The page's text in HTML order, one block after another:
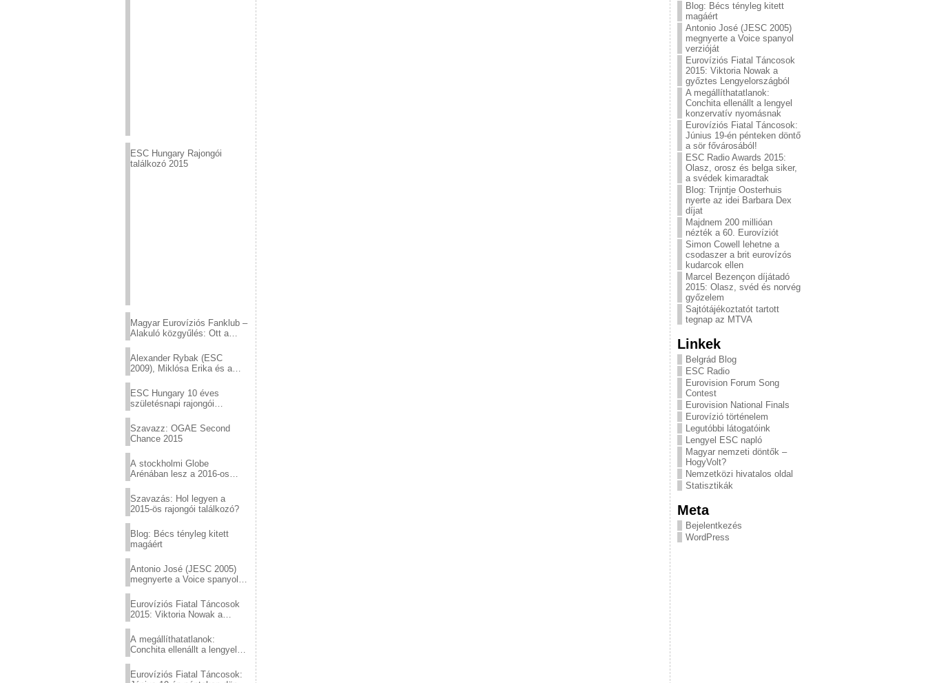
ESC Hungary Rajongói
találkozó 2015
Magyar Eurovíziós Fanklub –
Alakuló közgyűlés: Ott a
Alexander Rybak (ESC
2009), Miklósa Erika és a
sztárjai a Margitszigeten
ESC Hungary 10 éves
születésnapi rajongói
Szavazz: OGAE Second
Chance 2015
A stockholmi Globe
Arénában lesz a 2016-os
Szavazás: Hol legyen a
2015-ös rajongói találkozó?
Blog: Bécs tényleg kitett
magáért
Antonio José (JESC 2005)
megnyerte a Voice spanyol
Eurovíziós Fiatal Táncosok
2015: Viktoria Nowak a
A megállíthatatlanok:
Conchita ellenállt a lengyel
Eurovíziós Fiatal Táncosok:
Blog: Bécs tényleg kitett
magáért
Antonio José (JESC 2005)
megnyerte a Voice spanyol
verzióját
Eurovíziós Fiatal Táncosok
2015: Viktoria Nowak a
győztes Lengyelországból
A megállíthatatlanok:
Conchita ellenállt a lengyel
konzervatív nyomásnak
Eurovíziós Fiatal Táncosok:
Június 19-én pénteken döntő
a sör fővárosából!
ESC Radio Awards 2015:
Olasz, orosz és belga siker,
a svédek kimaradtak
Blog: Trijntje Oosterhuis
nyerte az idei Barbara Dex
díjat
Majdnem 200 millióan
nézték a 60. Eurovíziót
Simon Cowell lehetne a
csodaszer a brit eurovízós
kudarcok ellen
Marcel Bezençon díjátadó
2015: Olasz, svéd és norvég
győzelem
Sajtótájékoztatót tartott
tegnap az MTVA
Linkek
Belgrád Blog
ESC Radio
Eurovision Forum Song
Contest
Eurovision National Finals
Eurovízió történelem
Legutóbbi látogatóink
Lengyel ESC napló
Magyar nemzeti döntők –
HogyVolt?
Nemzetközi hivatalos oldal
Statisztikák
Meta
Bejelentkezés
WordPress